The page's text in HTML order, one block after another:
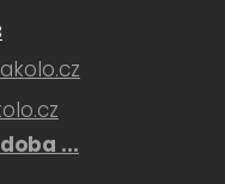
...